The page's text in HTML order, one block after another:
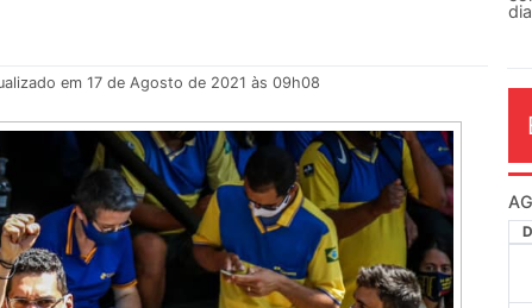
em 17 de Agosto de 2021 às 09h08